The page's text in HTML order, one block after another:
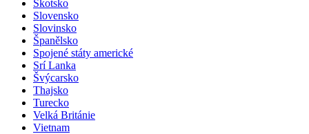
Skotsko
Slovensko
Slovinsko
Španělsko
Spojené státy americké
Srí Lanka
Švýcarsko
Thajsko
Turecko
Velká Británie
Vietnam